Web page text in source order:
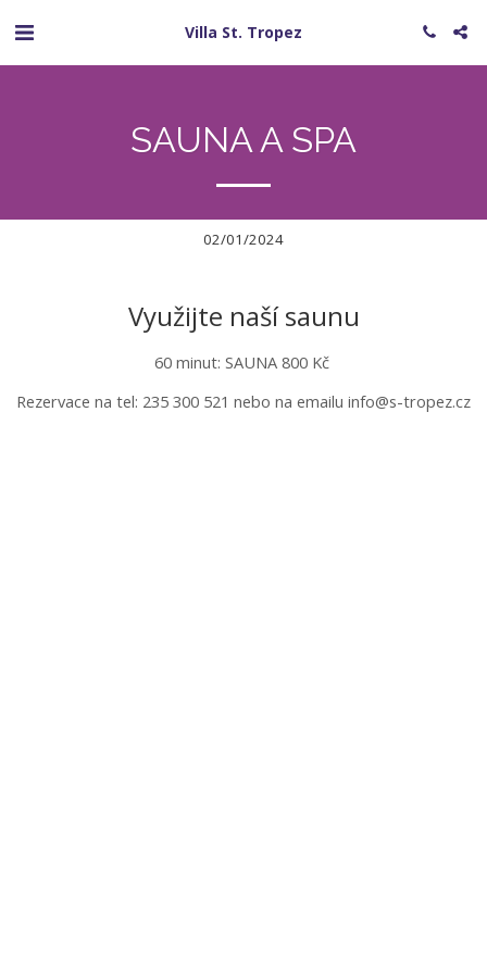
Villa St. Tropez
SAUNA A SPA
02/01/2024
Využijte naší saunu
60 minut: SAUNA 800 Kč
Rezervace na tel: 235 300 521 nebo na emailu info@s-tropez.cz